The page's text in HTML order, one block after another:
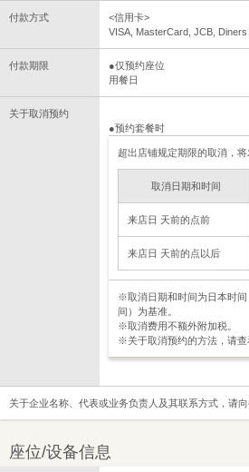
付款方式
<信用卡>
VISA, MasterCard, JCB,
付款期限
●仅预约座位
用餐日
关于取消预约
●预约套餐时
超出店铺规定期限的取消，将
取消日期和时间
来店日 天前的点前
来店日 天前的点以后
※取消日期和时间为日本时
间）为基准。
※取消费用不额外附加税。
※关于取消预约的方法，请查
关于企业名称、代表或业务负责人及其联系方式，请向
座位/设备信息